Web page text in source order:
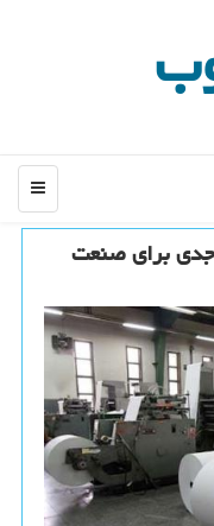
منو
برای صنعت